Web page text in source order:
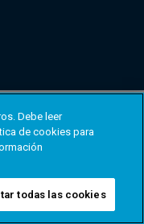
Debe leer
de cookies para
todas las cookies